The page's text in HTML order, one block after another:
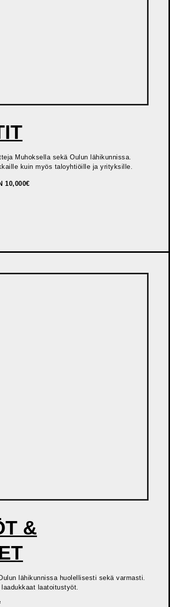
Muhoksella sekä Oulun lähikunnissa.
kuin myös taloyhtiöille ja yrityksille.
10,000€
&
lähikunnissa huolellisesti sekä varmasti.
laatoitustyöt.